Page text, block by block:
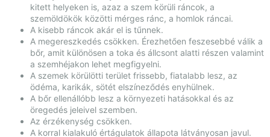
kitett helyeken is, azaz a szem körüli ráncok, a
szemöldökök közötti mérges ránc, a homlok ráncai.
A kisebb ráncok akár el is tűnnek.
A megereszkedés csökken. Érezhetően feszesebbé válik a
bőr, amit különösen a toka és állcsont alatti részen valamint
a szemhéjakon lehet megfigyelni.
A szemek körülötti terület frissebb, fiatalabb lesz, az
ödéma, karikák, sötét elszíneződés enyhülnek.
A bőr ellenállóbb lesz a környezeti hatásokkal és az
öregedés jeleivel szemben.
Az érzékenység csökken.
A korral kialakuló értágulatok állapota látványosan javul.